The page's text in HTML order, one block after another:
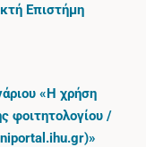
Επιστήμη
«Η χρήση
φοιτητολογίου /